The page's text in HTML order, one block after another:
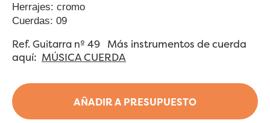
AÑADIR A PRESUPUESTO
Herrajes: cromo
Cuerdas: 09
Ref. Guitarra nº 49 Más instrumentos de cuerda
aquí: MÚSICA CUERDA